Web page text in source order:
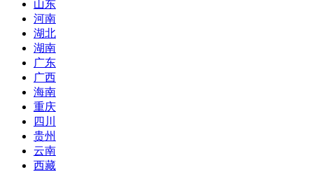
山东
河南
湖北
湖南
广东
广西
海南
重庆
四川
贵州
云南
西藏